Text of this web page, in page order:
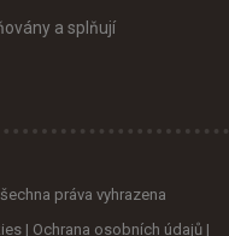
a splňují
práva vyhrazena
| Ochrana osobních údajů |